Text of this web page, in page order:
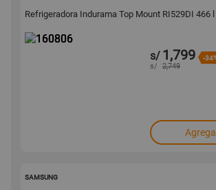
Refrigeradora Indurama Top Mount RI529DI 466
s/ 1,799 -
s/ 2,749
SAMSUNG